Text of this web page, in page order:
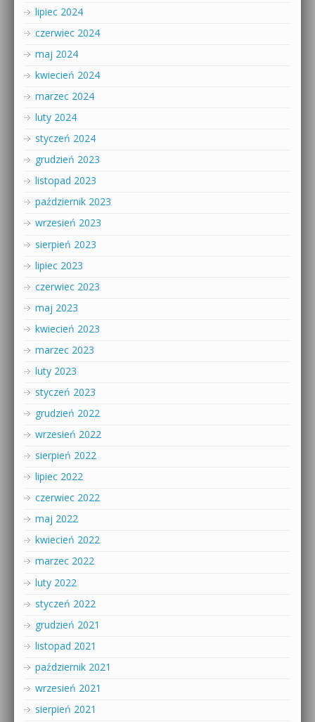
lipiec 2024
czerwiec 2024
maj 2024
kwiecień 2024
marzec 2024
luty 2024
styczeń 2024
grudzień 2023
listopad 2023
październik 2023
wrzesień 2023
sierpień 2023
lipiec 2023
czerwiec 2023
maj 2023
kwiecień 2023
marzec 2023
luty 2023
styczeń 2023
grudzień 2022
wrzesień 2022
sierpień 2022
lipiec 2022
czerwiec 2022
maj 2022
kwiecień 2022
marzec 2022
luty 2022
styczeń 2022
grudzień 2021
listopad 2021
październik 2021
wrzesień 2021
sierpień 2021